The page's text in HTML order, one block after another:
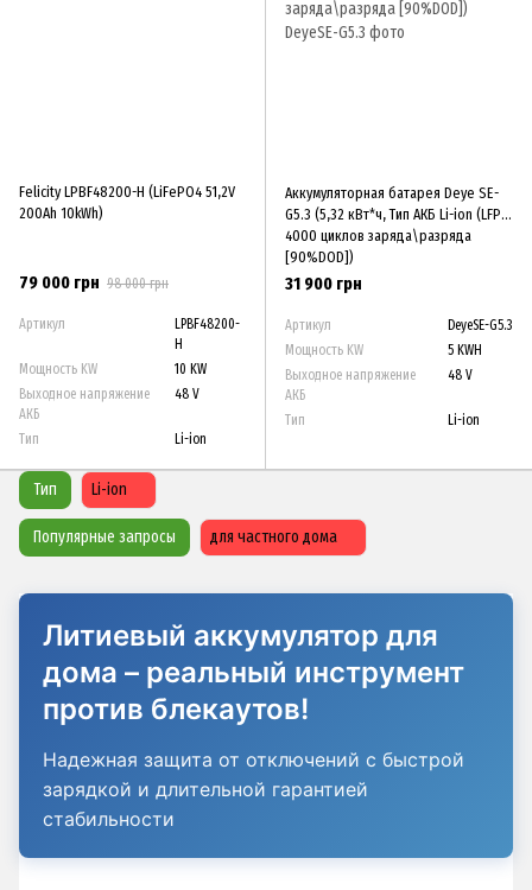
Felicity LPBF48200-H (LiFePO4 51,2V
200Ah 10kWh)
79 000 грн 98 000 грн
Артикул
LPBF48200-
H
Мощность KW
10 KW
Выходное напряжение
АКБ
48 V
Тип Li-ion
Аккумуляторная батарея Deye SE-
G5.3 (5,32 кВт*ч, Тип АКБ Li-ion (LFP);
4000 циклов заряда\разряда
[90%DOD])
31 900 грн
Артикул
DeyeSE-G5.3
Мощность KW
5 KWH
Выходное напряжение
АКБ
48 V
Тип Li-ion
Литиевый аккумулятор для
дома – реальный инструмент
против блекаутов!
Надежная защита от отключений с быстрой
зарядкой и длительной гарантией
стабильности
Тип Li-ion
Популярные запросы для частного дома